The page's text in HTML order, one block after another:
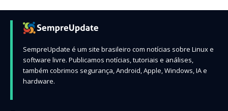
SempreUpdate é um site brasileiro com notícias sobre Linux e
software livre. Publicamos notícias, tutoriais e análises,
também cobrimos segurança, Android, Apple, Windows, IA e
hardware.